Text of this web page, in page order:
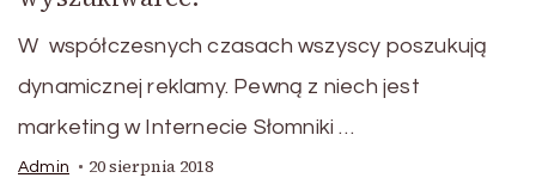
W współczesnych czasach wszyscy poszukują
dynamicznej reklamy. Pewną z niech jest
marketing w Internecie Słomniki …
Admin 20 sierpnia 2018